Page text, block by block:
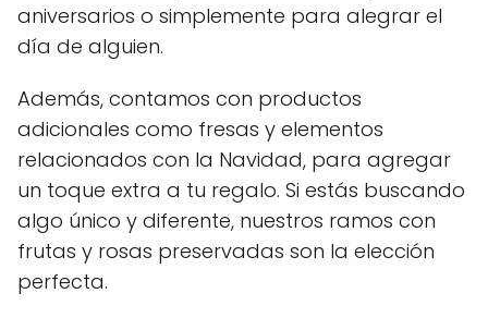
aniversarios o simplemente para alegrar el
día de alguien.
Además, contamos con productos
adicionales como fresas y elementos
relacionados con la Navidad, para agregar
un toque extra a tu regalo. Si estás buscando
algo único y diferente, nuestros ramos con
frutas y rosas preservadas son la elección
perfecta.